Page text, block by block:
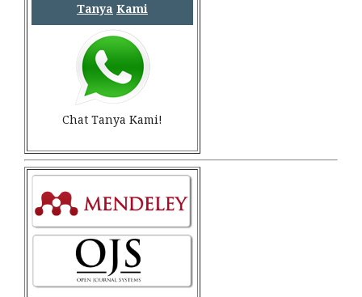
Tanya Kami
Chat Tanya Kami!